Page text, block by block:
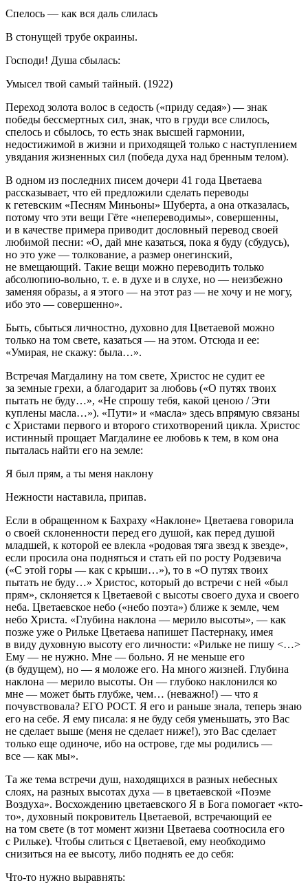
Спелось — как вся даль слилась
В стонущей трубе окраины.
Господи! Душа сбылась:
Умысел твой самый тайный. (1922)
Переход золота волос в седость («приду седая») — знак
победы бессмертных сил, знак, что в груди все слилось,
спелось и сбылось, то есть знак высшей гармонии,
недостижимой в жизни и приходящей только с наступлением
увядания жизненных сил (победа духа над бренным телом).
В одном из последних писем дочери 41 года Цветаева
рассказывает, что ей предложили сделать переводы
к гетевским «Песням Миньоны» Шуберта, а она отказалась,
потому что эти вещи Гёте «непереводимы», совершенны,
и в качестве примера приводит дословный перевод своей
любимой песни: «О, дай мне казаться, пока я буду (сбудусь),
но это уже — толкование, а размер онегинский,
не вмещающий. Такие вещи можно переводить только
абсолюпию-вольно, т. е. в духе и в слухе, но — неизбежно
заменяя образы, а я этого — на этот раз — не хочу и не могу,
ибо это — совершенно».
Быть, сбыться личностно, духовно для Цветаевой можно
только на том свете, казаться — на этом. Отсюда и ее:
«Умирая, не скажу: была…».
Встречая Магдалину на том свете, Христос не судит ее
за земные грехи, а благодарит за любовь («О путях твоих
пытать не буду…», «Не спрошу тебя, какой ценою / Эти
куплены масла…»). «Пути» и «масла» здесь впрямую связаны
с Христами первого и второго стихотворений цикла. Христос
истинный прощает Магдалине ее любовь к тем, в ком она
пыталась найти его на земле:
Я был прям, а ты меня наклону
Нежности наставила, припав.
Если в обращенном к Бахраху «Наклоне» Цветаева говорила
о своей склоненности перед его душой, как перед душой
младшей, к которой ее влекла «родовая тяга звезд к звезде»,
если просила она подняться и стать ей по росту Родзевича
(«С этой горы — как с крыши…»), то в «О путях твоих
пытать не буду…» Христос, который до встречи с ней «был
прям», склоняется к Цветаевой с высоты своего духа и своего
неба. Цветаевское небо («небо поэта») ближе к земле, чем
небо Христа. «Глубина наклона — мерило высоты», — как
позже уже о Рильке Цветаева напишет Пастернаку, имея
в виду духовную высоту его личности: «Рильке не пишу <…>
Ему — не нужно. Мне — больно. Я не меньше его
(в будущем), но — я моложе его. На много жизней. Глубина
наклона — мерило высоты. Он — глубоко наклонился ко
мне — может быть глубже, чем… (неважно!) — что я
почувствовала? ЕГО РОСТ. Я его и раньше знала, теперь знаю
его на себе. Я ему писала: я не буду себя уменьшать, это Вас
не сделает выше (меня не сделает ниже!), это Вас сделает
только еще одиноче, ибо на острове, где мы родились —
все — как мы».
Та же тема встречи душ, находящихся в разных небесных
слоях, на разных высотах духа — в цветаевской «Поэме
Воздуха». Восхождению цветаевского Я в Бога помогает «кто-
то», духовный покровитель Цветаевой, встречающий ее
на том свете (в тот момент жизни Цветаева соотносила его
с Рильке). Чтобы слиться с Цветаевой, ему необходимо
снизиться на ее высоту, либо поднять ее до себя:
Что-то нужно выравнять: